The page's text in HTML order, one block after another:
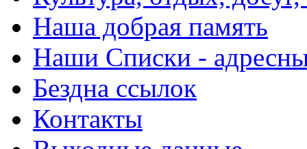
Наша добрая память
Наши Списки -
Бездна ссылок
Контакты